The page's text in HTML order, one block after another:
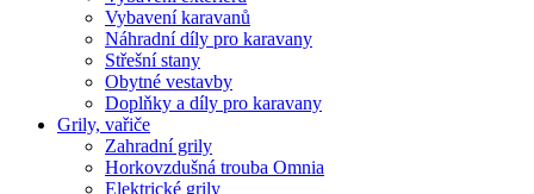
Vybavení karavanů
Náhradní díly pro karavany
Střešní stany
Obytné vestavby
Doplňky a díly pro karavany
Grily, vařiče
Zahradní grily
Horkovzdušná trouba Omnia
Elektrické grily